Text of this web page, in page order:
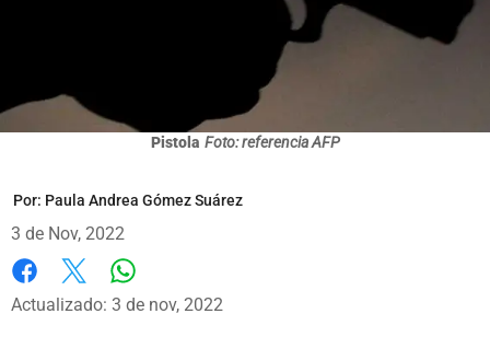
Pistola Foto: referencia AFP
Por: Paula Andrea Gómez Suárez
3 de Nov, 2022
Facebook
X
Actualizado: 3 de nov, 2022